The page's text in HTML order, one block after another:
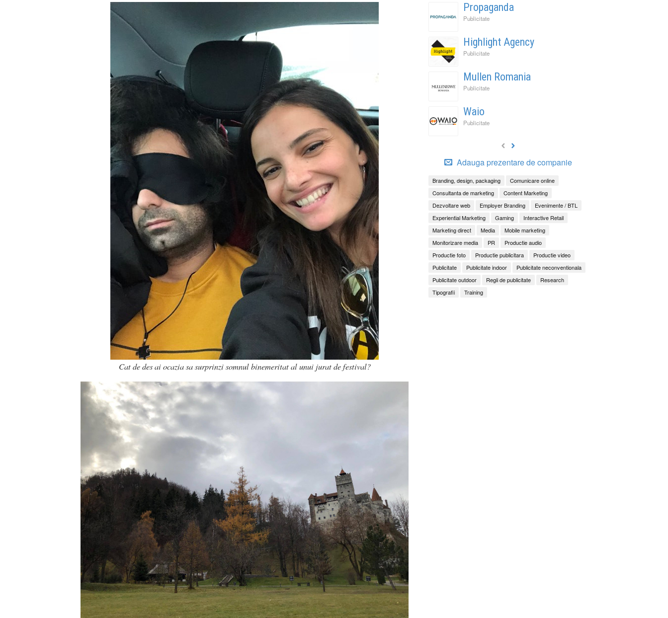
Cat de des ai ocazia sa surprinzi somnul binemeritat al unui jurat de festival?
Propaganda
Publicitate
Highlight Agency
Publicitate
Mullen Romania
Publicitate
Waio
Publicitate
Adauga prezentare de companie
Branding, design, packaging
Comunicare online
Consultanta de marketing
Content Marketing
Dezvoltare web
Employer Branding
Evenimente / BTL
Experiential Marketing
Gaming
Interactive Retail
Marketing direct
Media
Mobile marketing
Monitorizare media
PR
Productie audio
Productie foto
Productie publicitara
Productie video
Publicitate
Publicitate indoor
Publicitate neconventionala
Publicitate outdoor
Regii de publicitate
Research
Tipografii
Training